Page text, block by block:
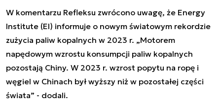
W komentarzu Refleksu zwrócono uwagę, że Energy
Institute (EI) informuje o nowym światowym rekordzie
zużycia paliw kopalnych w 2023 r. „Motorem
napędowym wzrostu konsumpcji paliw kopalnych
pozostają Chiny. W 2023 r. wzrost popytu na ropę i
węgiel w Chinach był wyższy niż w pozostałej części
świata” - dodali.